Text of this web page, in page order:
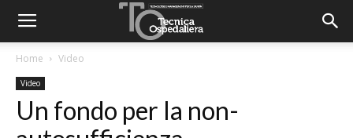
Home Video
Video
Un fondo per la non-